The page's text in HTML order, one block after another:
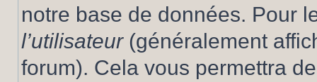
notre base de données. Pour
l’utilisateur(généralement
forum). Cela vous permettra